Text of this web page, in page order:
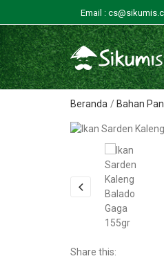
Email :
Beranda Bahan
Share this: